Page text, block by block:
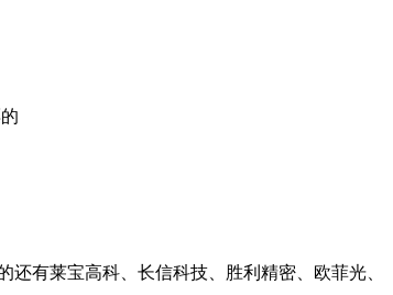
有莱宝高科、长信科技、胜利精密、欧菲光、